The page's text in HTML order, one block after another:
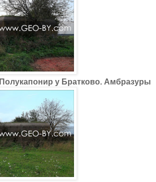
Полукапонир у Братково. Амбразуры